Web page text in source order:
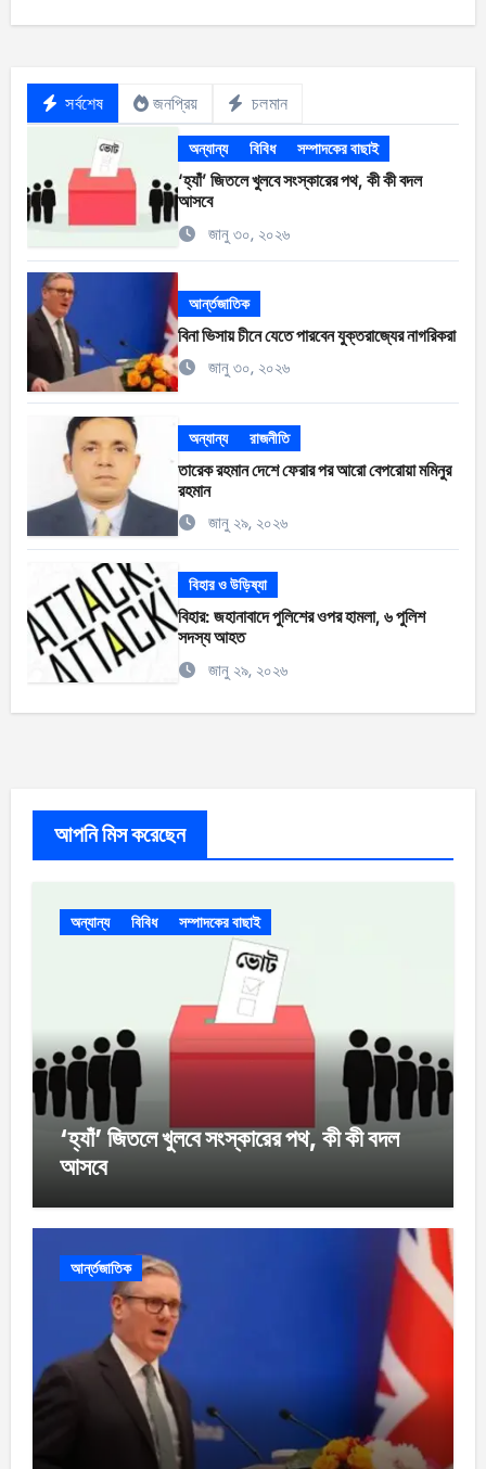
সর্বশেষ জনপ্রিয় চলমান
অন্যান্য বিবিধ সম্পাদকের বাছাই
‘হ্যাঁ’ জিতলে খুলবে সংস্কারের পথ, কী কী বদল
আসবে
জানু ৩০, ২০২৬
আর্ন্তজাতিক
বিনা ভিসায় চীনে যেতে পারবেন যুক্তরাজ্যের নাগরিকরা
জানু ৩০, ২০২৬
অন্যান্য রাজনীতি
তারেক রহমান দেশে ফেরার পর আরো বেপরোয়া মমিনুর
রহমান
জানু ২৯, ২০২৬
বিহার ও উড়িষ্যা
বিহার: জহানাবাদে পুলিশের ওপর হামলা, ৬ পুলিশ
সদস্য আহত
জানু ২৯, ২০২৬
আপনি মিস করেছেন
অন্যান্য বিবিধ সম্পাদকের বাছাই
‘হ্যাঁ’ জিতলে খুলবে সংস্কারের পথ, কী কী বদল
আসবে
আর্ন্তজাতিক